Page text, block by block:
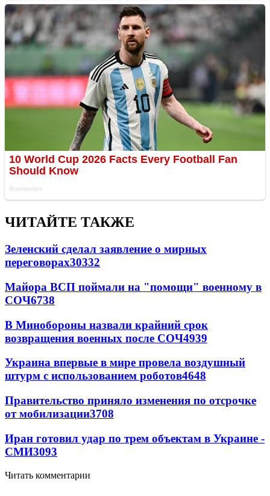
ЧИТАЙТЕ ТАКЖЕ
Зеленский сделал заявление о мирных
переговорах30332
Майора ВСП поймали на "помощи" военному в
СОЧ6738
В Минобороны назвали крайний срок
возвращения военных после СОЧ4939
Украина впервые в мире провела воздушный
штурм с использованием роботов4648
Правительство приняло изменения по отсрочке
от мобилизации3708
Иран готовил удар по трем объектам в Украине -
СМИ3093
Читать комментарии